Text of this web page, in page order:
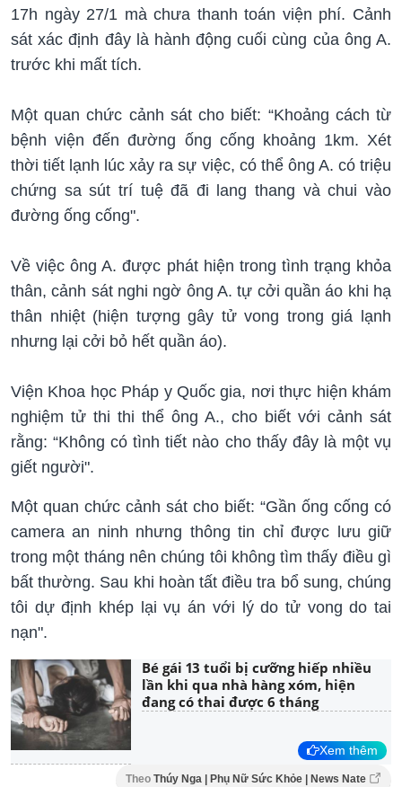
17h ngày 27/1 mà chưa thanh toán viện phí. Cảnh
sát xác định đây là hành động cuối cùng của ông A.
trước khi mất tích.
Một quan chức cảnh sát cho biết: “Khoảng cách từ
bệnh viện đến đường ống cống khoảng 1km. Xét
thời tiết lạnh lúc xảy ra sự việc, có thể ông A. có triệu
chứng sa sút trí tuệ đã đi lang thang và chui vào
đường ống cống".
Về việc ông A. được phát hiện trong tình trạng khỏa
thân, cảnh sát nghi ngờ ông A. tự cởi quần áo khi hạ
thân nhiệt (hiện tượng gây tử vong trong giá lạnh
nhưng lại cởi bỏ hết quần áo).
Viện Khoa học Pháp y Quốc gia, nơi thực hiện khám
nghiệm tử thi thi thể ông A., cho biết với cảnh sát
rằng: “Không có tình tiết nào cho thấy đây là một vụ
giết người".
Một quan chức cảnh sát cho biết: “Gần ống cống có
camera an ninh nhưng thông tin chỉ được lưu giữ
trong một tháng nên chúng tôi không tìm thấy điều gì
bất thường. Sau khi hoàn tất điều tra bổ sung, chúng
tôi dự định khép lại vụ án với lý do tử vong do tai
nạn".
Bé gái 13 tuổi bị cưỡng hiếp nhiều
lần khi qua nhà hàng xóm, hiện
đang có thai được 6 tháng
Xem thêm
Theo Thúy Nga | Phụ Nữ Sức Khỏe | News Nate